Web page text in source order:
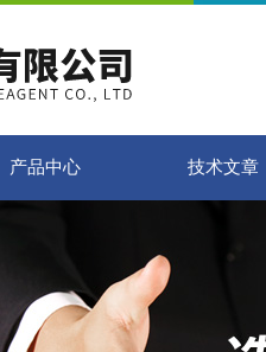
产品中心 技术文章